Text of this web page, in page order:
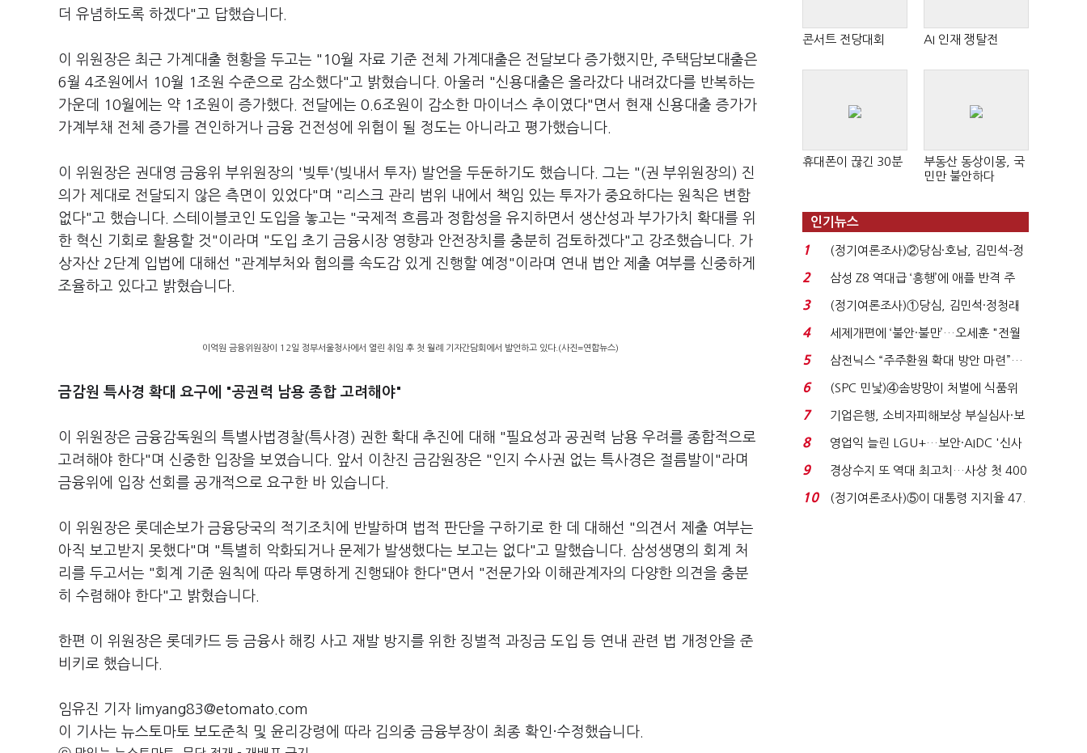
더 유념하도록 하겠다"고 답했습니다.
이 위원장은 최근 가계대출 현황을 두고는 "10월 자료 기준 전체 가계대출은 전달보다 증가했지만, 주택담보대출은
6월 4조원에서 10월 1조원 수준으로 감소했다"고 밝혔습니다. 아울러 "신용대출은 올라갔다 내려갔다를 반복하는
가운데 10월에는 약 1조원이 증가했다. 전달에는 0.6조원이 감소한 마이너스 추이였다"면서 현재 신용대출 증가가
가계부채 전체 증가를 견인하거나 금융 건전성에 위협이 될 정도는 아니라고 평가했습니다.
이 위원장은 권대영 금융위 부위원장의 '빚투'(빚내서 투자) 발언을 두둔하기도 했습니다. 그는 "(권 부위원장의) 진
의가 제대로 전달되지 않은 측면이 있었다"며 "리스크 관리 범위 내에서 책임 있는 투자가 중요하다는 원칙은 변함
없다"고 했습니다. 스테이블코인 도입을 놓고는 "국제적 흐름과 정합성을 유지하면서 생산성과 부가가치 확대를 위
한 혁신 기회로 활용할 것"이라며 "도입 초기 금융시장 영향과 안전장치를 충분히 검토하겠다"고 강조했습니다. 가
상자산 2단계 입법에 대해선 "관계부처와 협의를 속도감 있게 진행할 예정"이라며 연내 법안 제출 여부를 신중하게
조율하고 있다고 밝혔습니다.
이억원 금융위원장이 12일 정부서울청사에서 열린 취임 후 첫 월례 기자간담회에서 발언하고 있다.(사진=연합뉴스)
금감원 특사경 확대 요구에 "공권력 남용 종합 고려해야"
이 위원장은 금융감독원의 특별사법경찰(특사경) 권한 확대 추진에 대해 "필요성과 공권력 남용 우려를 종합적으로
고려해야 한다"며 신중한 입장을 보였습니다. 앞서 이찬진 금감원장은 "인지 수사권 없는 특사경은 절름발이"라며
금융위에 입장 선회를 공개적으로 요구한 바 있습니다.
이 위원장은 롯데손보가 금융당국의 적기조치에 반발하며 법적 판단을 구하기로 한 데 대해선 "의견서 제출 여부는
아직 보고받지 못했다"며 "특별히 악화되거나 문제가 발생했다는 보고는 없다"고 말했습니다. 삼성생명의 회계 처
리를 두고서는 "회계 기준 원칙에 따라 투명하게 진행돼야 한다"면서 "전문가와 이해관계자의 다양한 의견을 충분
히 수렴해야 한다"고 밝혔습니다.
한편 이 위원장은 롯데카드 등 금융사 해킹 사고 재발 방지를 위한 징벌적 과징금 도입 등 연내 관련 법 개정안을 준
비키로 했습니다.
임유진 기자 limyang83@etomato.com
이 기사는 뉴스토마토 보도준칙 및 윤리강령에 따라 김의중 금융부장이 최종 확인·수정했습니다.
콘서트 전당대회 AI 인재 쟁탈전
휴대폰이 끊긴 30분
부동산 동상이몽, 국
민만 불안하다
인기뉴스
1
(정기여론조사)②당심·호남, 김민석-정
청래 '초접전'...
2
삼성 Z8 역대급 ‘흥행’에 애플 반격 주
목…9월 ‘폴...
3
(정기여론조사)①당심, 김민석·정청래
'초접전'…대통령 ...
4
세제개편에 ‘불안·불만’…오세훈 "전월
세 구하기 더 ...
5
삼전닉스 “주주환원 확대 방안 마련”…
로이터에 성명...
6
(SPC 민낯)④솜방망이 처벌에 식품위
생법 위반 반복...
7
기업은행, 소비자피해보상 부실심사·보
이스피싱 공시 ...
8
영업익 늘린 LGU+…보안·AIDC '신사
업 드라이브'...
9
경상수지 또 역대 최고치…사상 첫 400
억달러에 '3% 성...
10
(정기여론조사)⑤이 대통령 지지율 47.